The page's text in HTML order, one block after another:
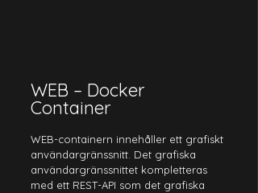
WEB – Docker
Container
WEB-containern innehåller ett grafiskt
användargränssnitt. Det grafiska
användargränssnittet kompletteras
med ett REST-API som det grafiska